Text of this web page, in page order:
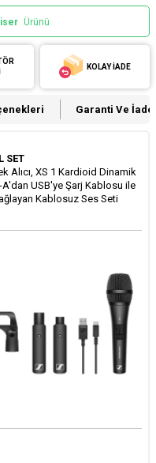
Ürünü
KOLAY İADE
Garanti Ve İade
SET
Alıcı, XS 1 Kardioid Dinamik
USB'ye Şarj Kablosu ile
Kablosuz Ses Seti